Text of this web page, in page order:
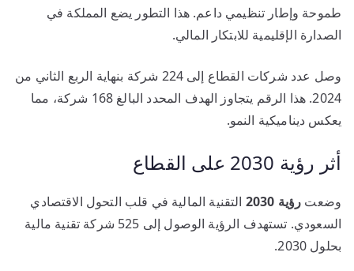
طموحة وإطار تنظيمي داعم. هذا التطور يضع المملكة في
الصدارة الإقليمية للابتكار المالي.
وصل عدد شركات القطاع إلى 224 شركة بنهاية الربع الثاني من
2024. هذا الرقم يتجاوز الهدف المحدد البالغ 168 شركة، مما
يعكس ديناميكية النمو.
أثر رؤية 2030 على القطاع
وضعت رؤية 2030
التقنية المالية في قلب التحول الاقتصادي
السعودي. تستهدف الرؤية الوصول إلى 525 شركة تقنية مالية
بحلول 2030.